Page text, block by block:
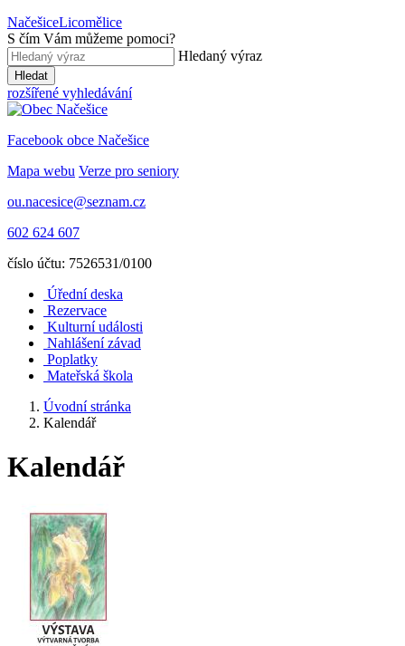
NačešiceLicomělice
S čím Vám můžeme pomoci?
Hledaný výraz
Hledat
rozšířené vyhledávání
Facebook obce Načešice
Mapa webu Verze pro seniory
ou.nacesice@seznam.cz
602 624 607
číslo účtu: 7526531/0100
Úřední deska
Rezervace
Kulturní události
Nahlášení závad
Poplatky
Mateřská škola
Úvodní stránka
Kalendář
Kalendář